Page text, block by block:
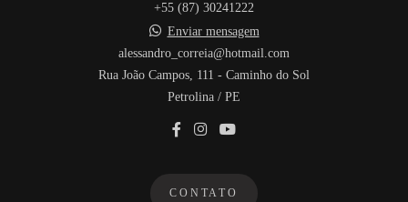
+55 (87) 30241222
Enviar mensagem
alessandro_correia@hotmail.com
Rua João Campos, 111 - Caminho do Sol
Petrolina / PE
CONTATO